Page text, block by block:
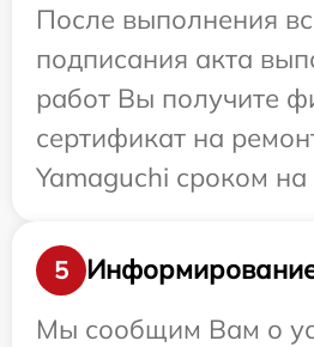
После выполнения
подписания акта
работ Вы получите
сертификат на
Yamaguchi сроком
5
Информирование
Мы сообщим Вам о